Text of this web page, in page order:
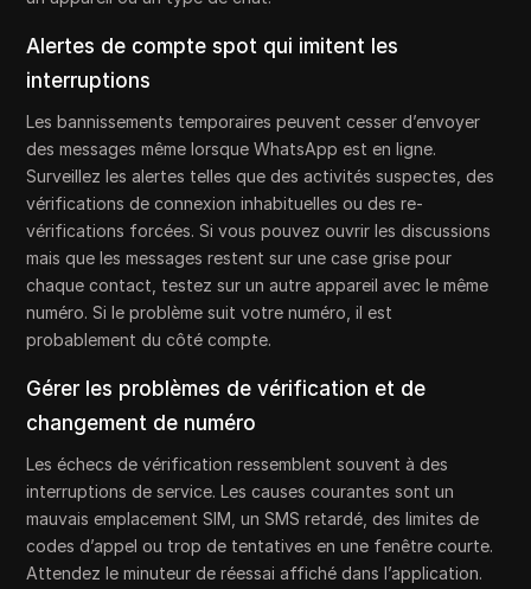
Alertes de compte spot qui imitent les
interruptions
Les bannissements temporaires peuvent cesser d’envoyer
des messages même lorsque WhatsApp est en ligne.
Surveillez les alertes telles que des activités suspectes, des
vérifications de connexion inhabituelles ou des re-
vérifications forcées. Si vous pouvez ouvrir les discussions
mais que les messages restent sur une case grise pour
chaque contact, testez sur un autre appareil avec le même
numéro. Si le problème suit votre numéro, il est
probablement du côté compte.
Gérer les problèmes de vérification et de
changement de numéro
Les échecs de vérification ressemblent souvent à des
interruptions de service. Les causes courantes sont un
mauvais emplacement SIM, un SMS retardé, des limites de
codes d’appel ou trop de tentatives en une fenêtre courte.
Attendez le minuteur de réessai affiché dans l’application.